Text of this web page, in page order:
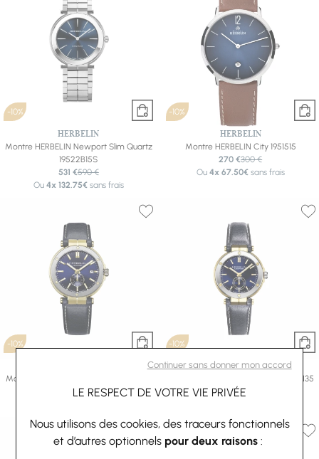
Continuer sans donner mon accord
LE RESPECT DE VOTRE VIE PRIVÉE
Nous utilisons des cookies, des traceurs fonctionnels
et d’autres optionnels pour deux raisons :
-10%
HERBELIN
Montre HERBELIN Newport Slim Quartz
19522B15S
531 €590 €
Ou 4x 132.75€sans frais
-10%
HERBELIN
Montre HERBELIN City 1951515
270 €300 €
Ou 4x 67.50€sans frais
-10%
Montre HERBELIN Newport 18389T1N35
540 € 600 €
-10%
HERBELIN
Montre HERBELIN Newport 18289T1N35
540 €600 €